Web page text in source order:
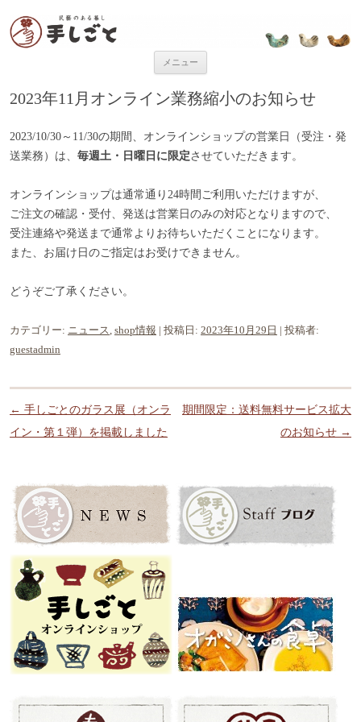
“民芸のある暮し” 手しごと
「手しごと」は陶磁器、木工品、編組品、ガラスなど、日本各地の手仕事
品を取り扱う、”民藝のある暮し”を提案するお店です。
メニュー
2023年11月オンライン業務縮小のお知らせ
2023/10/30 ～ 11/30の期間、オンラインショップの営業日（受注・発
送業務）は、 毎週土・日曜日に限定 させていただきます。
オンラインショップは通常通り24時間ご利用いただけますが、
ご注文の確認・受付、発送は営業日のみの対応となりますので、
受注連絡や発送まで通常よりお待ちいただくことになります。
また、お届け日のご指定はお受けできません。
どうぞご了承ください。
カテゴリー: ニュース shop情報 | 投稿日: 2023年10月29日 | 投稿者:
guestadmin
投稿ナビゲーション
← 手しごとのガラス展（オンラ
イン・第１弾）を掲載しました
期間限定：送料無料サービス拡大
のお知らせ →